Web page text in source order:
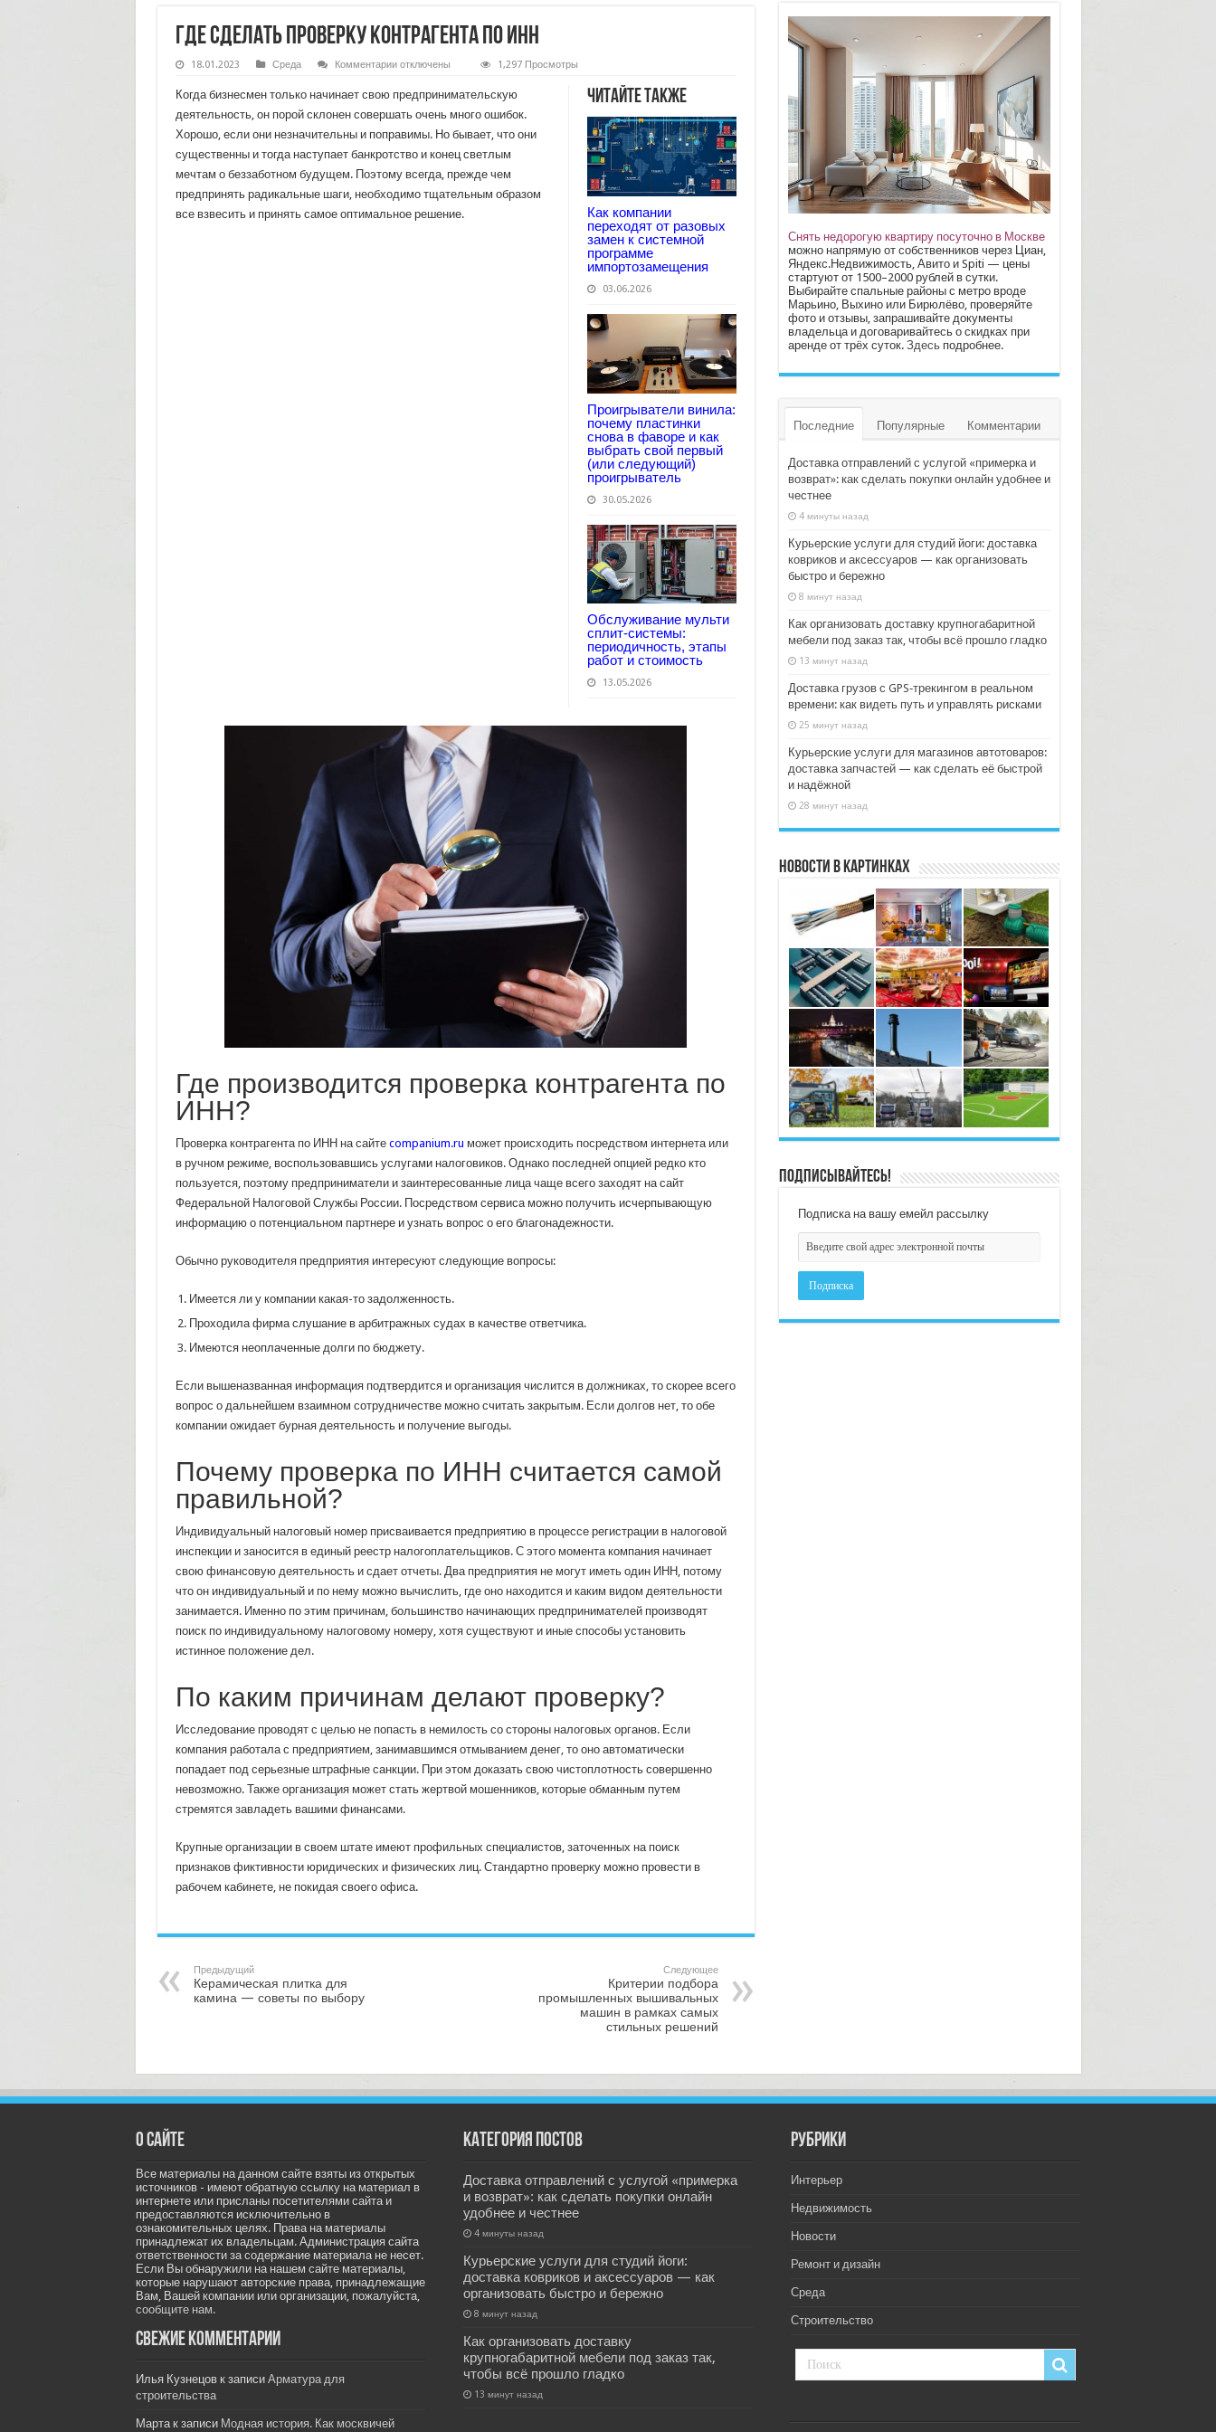
Где сделать проверку контрагента по ИНН
18.01.2023 Среда Комментариик
сделать
проверку
контрагента
по
отключены 1,297 Просмотры
Читайте также
Как компании
переходят от разовых
замен к системной
программе
импортозамещения
03.06.2026
Проигрыватели винила:
почему пластинки
снова в фаворе и как
выбрать свой первый
(или следующий)
проигрыватель
30.05.2026
Обслуживание мульти
сплит-системы:
периодичность, этапы
работ и стоимость
13.05.2026
Когда бизнесмен только начинает свою предпринимательскую
деятельность, он порой склонен совершать очень много ошибок.
Хорошо, если они незначительны и поправимы. Но бывает, что они
существенны и тогда наступает банкротство и конец светлым
мечтам о беззаботном будущем. Поэтому всегда, прежде чем
предпринять радикальные шаги, необходимо тщательным образом
все взвесить и принять самое оптимальное решение.
Где производится проверка контрагента по
ИНН?
Проверка контрагента по ИНН на сайте companium.ru может происходить посредством интернета или
в ручном режиме, воспользовавшись услугами налоговиков. Однако последней опцией редко кто
пользуется, поэтому предприниматели и заинтересованные лица чаще всего заходят на сайт
Федеральной Налоговой Службы России. Посредством сервиса можно получить исчерпывающую
информацию о потенциальном партнере и узнать вопрос о его благонадежности.
Обычно руководителя предприятия интересуют следующие вопросы:
Имеется ли у компании какая-то задолженность.
Проходила фирма слушание в арбитражных судах в качестве ответчика.
Имеются неоплаченные долги по бюджету.
Если вышеназванная информация подтвердится и организация числится в должниках, то скорее всего
вопрос о дальнейшем взаимном сотрудничестве можно считать закрытым. Если долгов нет, то обе
компании ожидает бурная деятельность и получение выгоды.
Почему проверка по ИНН считается самой
правильной?
Индивидуальный налоговый номер присваивается предприятию в процессе регистрации в налоговой
инспекции и заносится в единый реестр налогоплательщиков. С этого момента компания начинает
свою финансовую деятельность и сдает отчеты. Два предприятия не могут иметь один ИНН, потому
что он индивидуальный и по нему можно вычислить, где оно находится и каким видом деятельности
занимается. Именно по этим причинам, большинство начинающих предпринимателей производят
поиск по индивидуальному налоговому номеру, хотя существуют и иные способы установить
истинное положение дел.
По каким причинам делают проверку?
Исследование проводят с целью не попасть в немилость со стороны налоговых органов. Если
компания работала с предприятием, занимавшимся отмыванием денег, то оно автоматически
попадает под серьезные штрафные санкции. При этом доказать свою чистоплотность совершенно
невозможно. Также организация может стать жертвой мошенников, которые обманным путем
стремятся завладеть вашими финансами.
Крупные организации в своем штате имеют профильных специалистов, заточенных на поиск
признаков фиктивности юридических и физических лиц. Стандартно проверку можно провести в
рабочем кабинете, не покидая своего офиса.
Предыдущий
Керамическая плитка для
камина — советы по выбору
Следующее
Критерии подбора
промышленных вышивальных
машин в рамках самых
стильных решений
Снять недорогую квартиру посуточно в Москве
можно напрямую от собственников через Циан,
Яндекс.Недвижимость, Авито и Spiti — цены
стартуют от 1500–2000 рублей в сутки.
Выбирайте спальные районы с метро вроде
Марьино, Выхино или Бирюлёво, проверяйте
фото и отзывы, запрашивайте документы
владельца и договаривайтесь о скидках при
аренде от трёх суток. Здесьподробнее.
Последние Популярные Комментарии
Доставка отправлений с услугой «примерка и
возврат»: как сделать покупки онлайн удобнее и
честнее
4 минуты назад
Курьерские услуги для студий йоги: доставка
ковриков и аксессуаров — как организовать
быстро и бережно
8 минут назад
Как организовать доставку крупногабаритной
мебели под заказ так, чтобы всё прошло гладко
13 минут назад
Доставка грузов с GPS‑трекингом в реальном
времени: как видеть путь и управлять рисками
25 минут назад
Курьерские услуги для магазинов автотоваров:
доставка запчастей — как сделать её быстрой
и надёжной
28 минут назад
Новости в картинках
Подписывайтесь!
Подписка на вашу емейл рассылку
О сайте
Все материалы на данном сайте взяты из открытых
источников - имеют обратную ссылку на материал в
интернете или присланы посетителями сайта и
предоставляются исключительно в
ознакомительных целях. Права на материалы
принадлежат их владельцам. Администрация сайта
ответственности за содержание материала не несет.
Если Вы обнаружили на нашем сайте материалы,
которые нарушают авторские права, принадлежащие
Вам, Вашей компании или организации, пожалуйста,
сообщите нам.
Свежие комментарии
Илья Кузнецовк записи Арматура для
строительства
Мартак записи Модная история. Как москвичей
Категория постов
Доставка отправлений с услугой «примерка
и возврат»: как сделать покупки онлайн
удобнее и честнее
4 минуты назад
Курьерские услуги для студий йоги:
доставка ковриков и аксессуаров — как
организовать быстро и бережно
8 минут назад
Как организовать доставку
крупногабаритной мебели под заказ так,
чтобы всё прошло гладко
13 минут назад
РУбрики
Интерьер
Недвижимость
Новости
Ремонт и дизайн
Среда
Строительство